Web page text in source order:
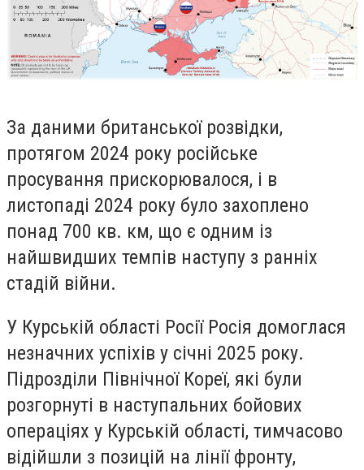
За даними британської розвідки,
протягом 2024 року російське
просування прискорювалося, і в
листопаді 2024 року було захоплено
понад 700 кв. км, що є одним із
найшвидших темпів наступу з ранніх
стадій війни.
У Курській області Росії Росія домоглася
незначних успіхів у січні 2025 року.
Підрозділи Північної Кореї, які були
розгорнуті в наступальних бойових
операціях у Курській області, тимчасово
відійшли з позицій на лінії фронту,